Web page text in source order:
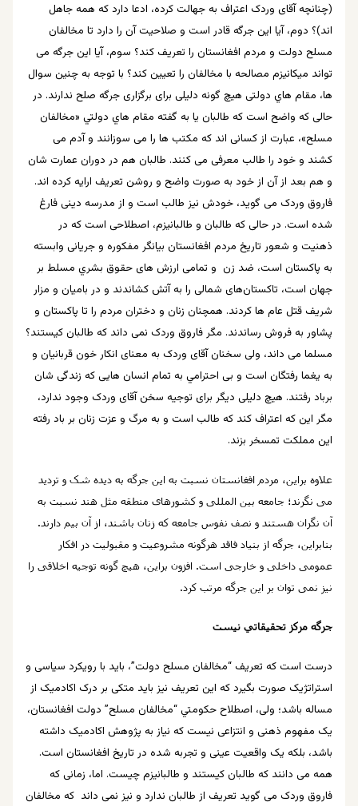
(چنانچه آقای وردک اعتراف به جهالت کرده، ادعا دارد که همه جاهل
اند)؟ دوم، آیا این جرگه قادر است و صلاحیت آن را دارد تا مخالفان
مسلح دولت و مردم افغانستان را تعریف کند؟ سوم، آیا این جرگه می
تواند میکانیزم مصالحه با مخالفان را تعیین کند؟ با توجه به چنین سوال
ها، مقام هاي دولتی هیچ گونه دلیلی برای برگزاری جرگه صلح ندارند. در
حالی که واضح است که طالبان يا به گفته مقام هاي دولتي «مخالفان
مسلح»، عبارت از کسانی اند که مکتب ها را می سوزانند و آدم می
کشند و خود را طالب معرفی می کنند. طالبان هم در دوران عمارت شان
و هم بعد از آن از خود به صورت واضح و روشن تعریف ارایه کرده اند.
فاروق وردک می گوید، خودش نیز طالب است و از مدرسه دینی فارغ
شده است. در حالی که طالبان و طالبانیزم، اصطلاحی است که در
ذهنیت و شعور تاریخ مردم افغانستان بیانگر مفکوره و جریانی وابسته
به پاکستان است، ضد زن و تمامی ارزش های حقوق بشري مسلط بر
جهان است، تاکستان‌های شمالی را به آتش کشاندند و در بامیان و مزار
شریف قتل عام ها کردند. همچنان زنان و دختران مردم را تا پاکستان و
پشاور به فروش رساندند. مگر فاروق وردک نمی داند که طالبان کیستند؟
مسلما می داند، ولی سخنان آقای وردک به معنای انکار خون قربانیان و
به یغما رفتگان است و بی احترامي به تمام انسان هايی که زندگی شان
برباد رفتند. هیچ دلیلی دیگر برای توجیه سخن آقای وردک وجود ندارد،
مگر این که اعتراف کند که طالب است و به مرگ و عزت زنان بر باد رفته
این مملکت تمسخر بزند.
علاوه براین، مردم افغانستان نسبت به این جرگه به ديده شک و تردید
می نگرند؛ جامعه بین المللی و کشورهای منطقه مثل هند نسبت به
آن نگران هستند و نصف نفوس جامعه که زنان باشند، از آن بیم دارند.
بنابراین، جرگه از بنیاد فاقد هرگونه مشروعیت و مقبولیت در افکار
عمومی داخلی و خارجی است. افزون براین، هیچ گونه توجیه اخلاقی را
نیز نمی توان بر این جرگه مرتب کرد.
جرگه مرکز تحقیقاتي نیست
درست است که تعریف “مخالفان مسلح دولت”، باید با رویکرد سیاسی و
استراتژیک صورت بگیرد که این تعریف نیز باید متکی بر درک اکادمیک از
مساله باشد؛ ولی، اصطلاح حكومتي “مخالفان مسلح” دولت افغانستان،
یک مفهوم ذهنی و انتزاعی نیست که نیاز به پژوهش اکادمیک داشته
باشد، بلکه یک واقعیت عینی و تجربه شده در تاریخ افغانستان است.
همه می دانند که طالبان کیستند و طالبانیزم چیست. اما، زمانی که
فاروق وردک می گوید تعریف از طالبان ندارد و نیز نمی داند که مخالفان